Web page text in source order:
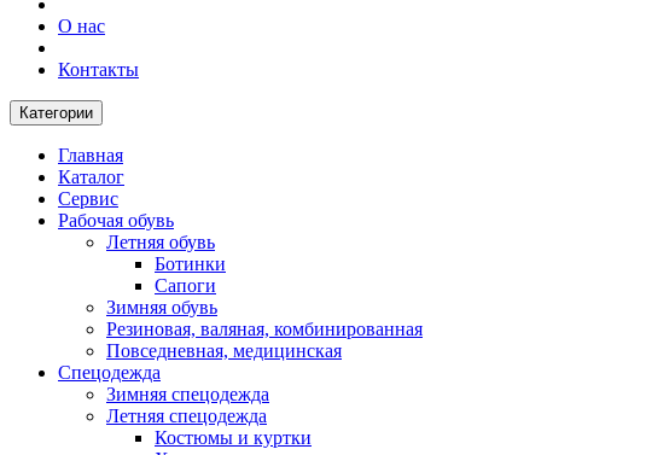
О нас
Контакты
Категории
Главная
Каталог
Сервис
Рабочая обувь
Летняя обувь
Ботинки
Сапоги
Зимняя обувь
Резиновая, валяная, комбинированная
Повседневная, медицинская
Спецодежда
Зимняя спецодежда
Летняя спецодежда
Костюмы и куртки